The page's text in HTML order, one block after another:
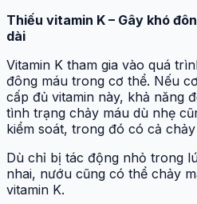
Thiếu vitamin K – Gây khó
dài
Vitamin K tham gia vào quá
đông máu trong cơ thể. Nếu
cấp đủ vitamin này, khả năng
tình trạng chảy máu dù nhẹ
kiểm soát, trong đó có cả
Dù chỉ bị tác động nhỏ trong
nhai, nướu cũng có thể chảy
vitamin K.